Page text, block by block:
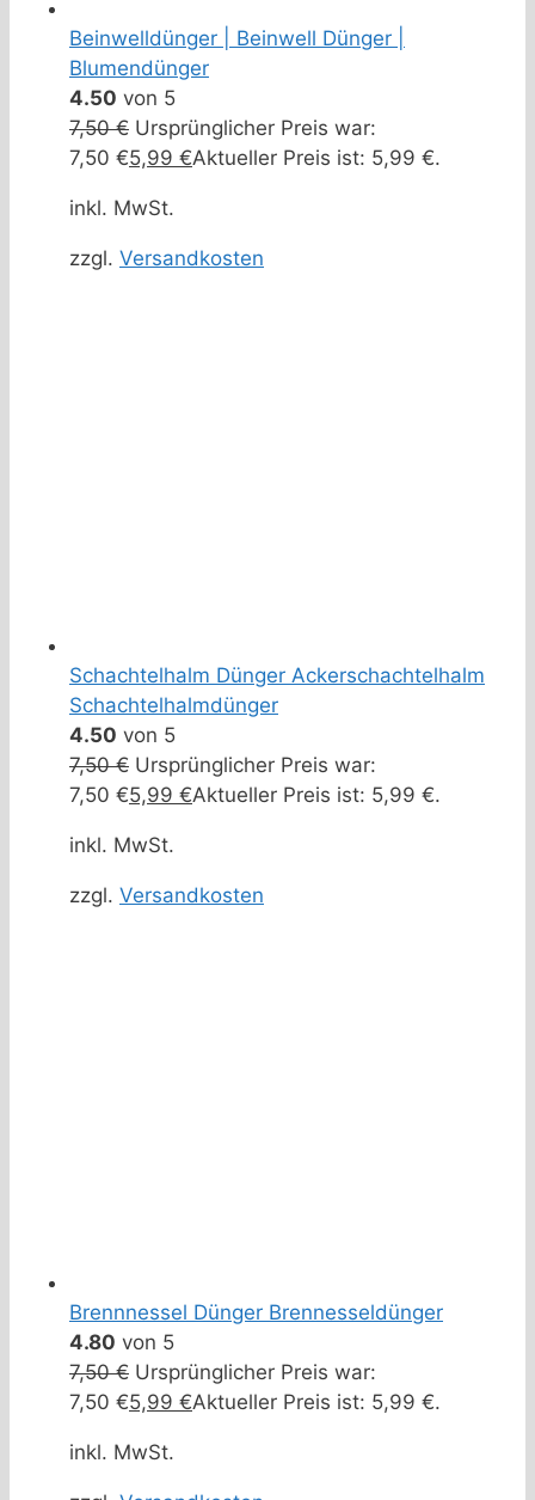
Beinwelldünger | Beinwell Dünger |
Blumendünger
4.50 von 5
7,50€ Ursprünglicher Preis war:
7,50 €5,99 €Aktueller Preis ist: 5,99 €.
inkl. MwSt.
zzgl. Versandkosten
Schachtelhalm Dünger Ackerschachtelhalm
Schachtelhalmdünger
4.50 von 5
7,50€ Ursprünglicher Preis war:
7,50 €5,99 €Aktueller Preis ist: 5,99 €.
inkl. MwSt.
zzgl. Versandkosten
Brennnessel Dünger Brennesseldünger
4.80 von 5
7,50€ Ursprünglicher Preis war:
7,50 €5,99 €Aktueller Preis ist: 5,99 €.
inkl. MwSt.